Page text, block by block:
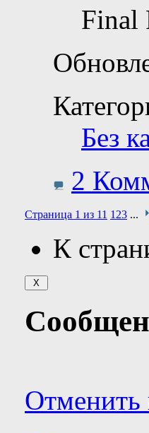
Final
Без
2
Страница 1 из 11 1 23 ...
К
Отменить